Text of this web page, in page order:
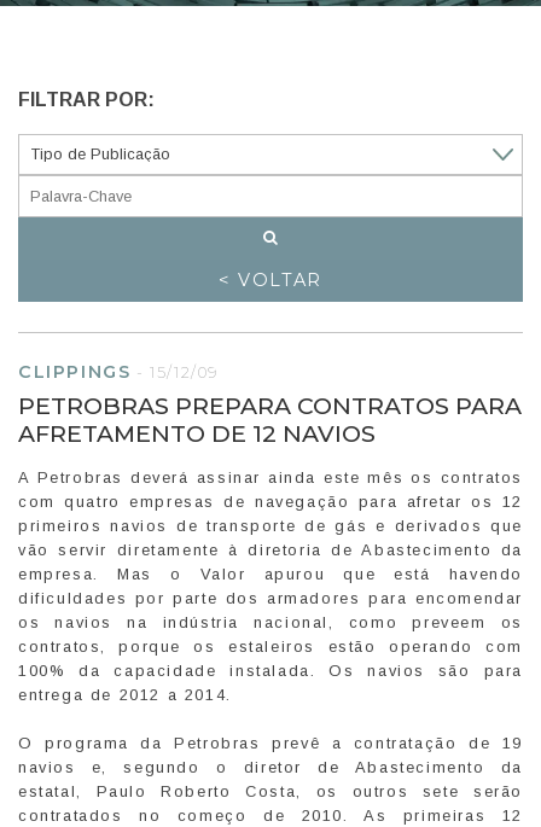
FILTRAR POR:
< VOLTAR
CLIPPINGS -15/12/09
PETROBRAS PREPARA CONTRATOS PARA
AFRETAMENTO DE 12 NAVIOS
A Petrobras deverá assinar ainda este mês os contratos
com quatro empresas de navegação para afretar os 12
primeiros navios de transporte de gás e derivados que
vão servir diretamente à diretoria de Abastecimento da
empresa. Mas o Valor apurou que está havendo
dificuldades por parte dos armadores para encomendar
os navios na indústria nacional, como preveem os
contratos, porque os estaleiros estão operando com
100% da capacidade instalada. Os navios são para
entrega de 2012 a 2014.
O programa da Petrobras prevê a contratação de 19
navios e, segundo o diretor de Abastecimento da
estatal, Paulo Roberto Costa, os outros sete serão
contratados no começo de 2010. As primeiras 12